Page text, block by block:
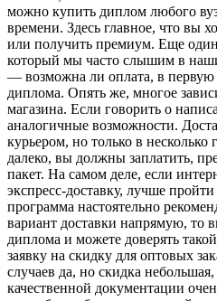
можно купить диплом любого
времени. Здесь главное, что вы
или получить премиум. Еще
который мы часто слышим в
— возможна ли оплата, в первую
диплома. Опять же, многое
магазина. Если говорить о
аналогичные возможности.
курьером, но только в
далеко, вы должны заплатить,
пакет. На самом деле, если
экспресс-доставку, лучше
программа настоятельно
вариант доставки напрямую, то
диплома и можете доверять
заявку на скидку для оптовых
случаев да, но скидка
качественной документации